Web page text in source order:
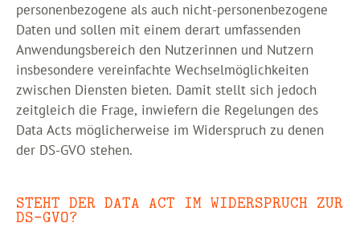
personenbezogene als auch nicht-personenbezogene
Daten und sollen mit einem derart umfassenden
Anwendungsbereich den Nutzerinnen und Nutzern
insbesondere vereinfachte Wechselmöglichkeiten
zwischen Diensten bieten. Damit stellt sich jedoch
zeitgleich die Frage, inwiefern die Regelungen des
Data Acts möglicherweise im Widerspruch zu denen
der DS-GVO stehen.
STEHT DER DATA ACT IM WIDERSPRUCH ZUR
DS-GVO?